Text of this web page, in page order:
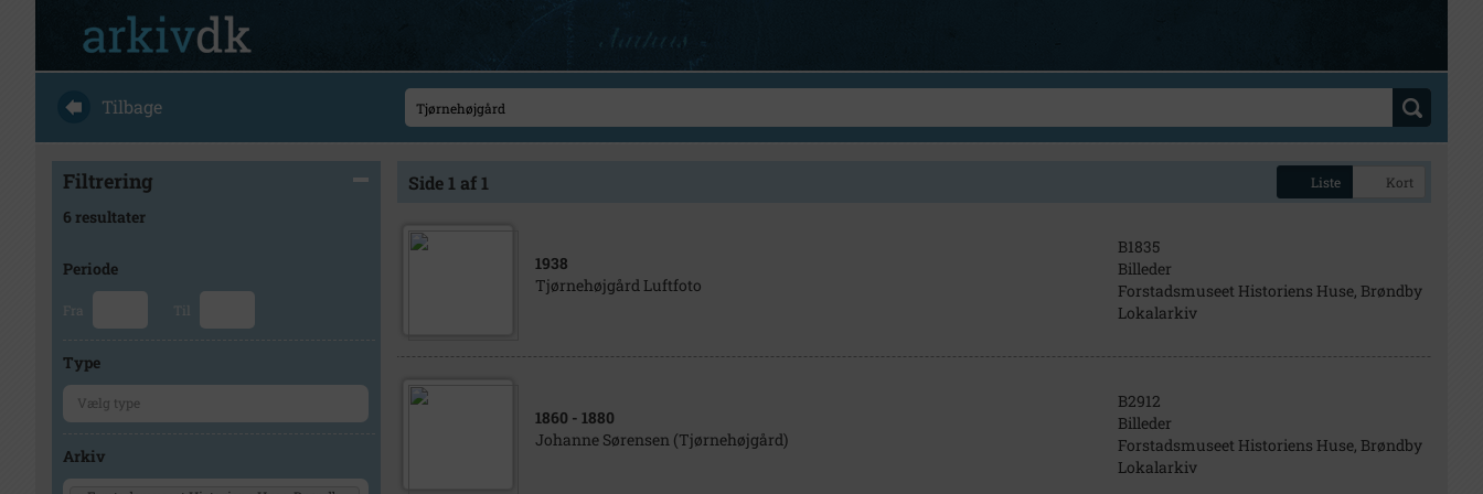
Tilbage
Filtrering
6 resultater
Periode
Fra Til
Type
Arkiv
Side 1 af 1 Liste Kort
1938
Tjørnehøjgård Luftfoto
B1835
Billeder
Forstadsmuseet Historiens Huse, Brøndby
Lokalarkiv
1860 - 1880
Johanne Sørensen (Tjørnehøjgård)
B2912
Billeder
Forstadsmuseet Historiens Huse, Brøndby
Lokalarkiv